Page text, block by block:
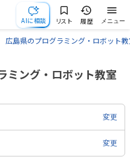
AIに相談 リスト 履歴 メニュー
広島県のプログラミング・ロボット
ミング・ロボット教室
変更
変更